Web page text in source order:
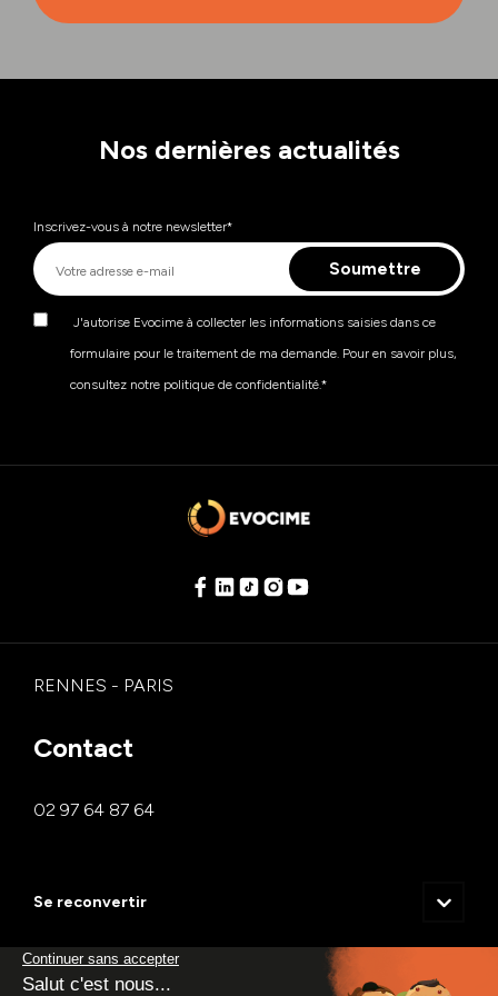
apprenants et de l’entreprise. Par ailleurs, un suivi est
Nos dernières actualités
Inscrivez-vous à notre newsletter*
J'autorise Evocime à collecter les informations saisies dans ce
formulaire pour le traitement de ma demande. Pour en savoir plus,
consultez notre politique de confidentialité.*
RENNES - PARIS
Contact
02 97 64 87 64
Se reconvertir
Chargé.e de développement commercial et marketing
Qui sommes-nous ?